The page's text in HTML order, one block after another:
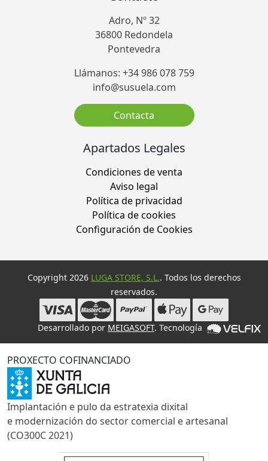
Adro, Nº 32
36800 Redondela
Pontevedra
Llámanos: +34 986 078 759
info@susuela.com
Contacta
Apartados Legales
Condiciones de venta
Aviso legal
Política de privacidad
Política de cookies
Configuración de Cookies
Copyright 2026 LUGA STORE, S.L.. Todos los derechos
reservados.
Desarrollado por MEIGASOFT. Tecnología
PROXECTO COFINANCIADO
Implantación e pulo da estratexia dixital
e modernización do sector comercial e artesanal
(CO300C 2021)